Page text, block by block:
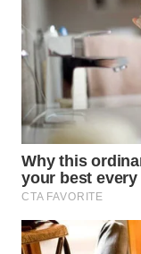
BINTAN
WN
MANDALIKA
WN